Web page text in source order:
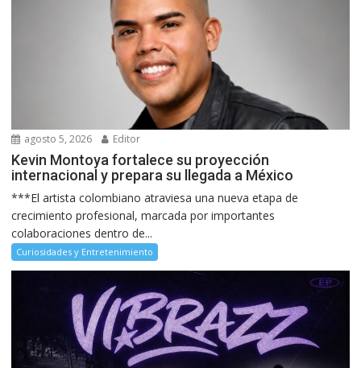
agosto 5, 2026 Editor
Kevin Montoya fortalece su proyección
internacional y prepara su llegada a México
***El artista colombiano atraviesa una nueva etapa de
crecimiento profesional, marcada por importantes
colaboraciones dentro de...
Curiosidades y Entretenimiento